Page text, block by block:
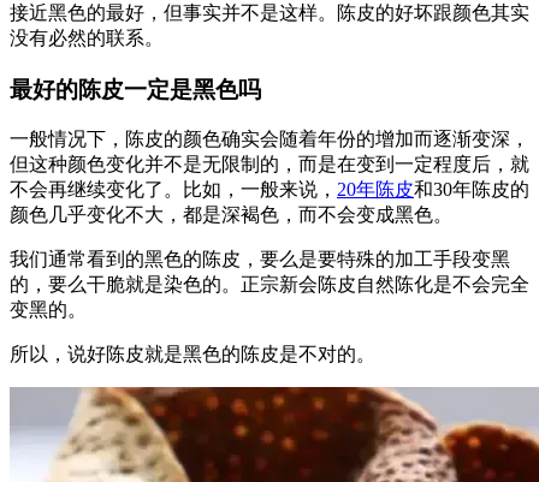
接近黑色的最好，但事实并不是这样。陈皮的好坏跟颜色其实
没有必然的联系。
最好的陈皮一定是黑色吗
一般情况下，陈皮的颜色确实会随着年份的增加而逐渐变深，
但这种颜色变化并不是无限制的，而是在变到一定程度后，就
不会再继续变化了。比如，一般来说， 20年陈皮和30年陈皮的
颜色几乎变化不大，都是深褐色，而不会变成黑色。
我们通常看到的黑色的陈皮，要么是要特殊的加工手段变黑
的，要么干脆就是染色的。正宗新会陈皮自然陈化是不会完全
变黑的。
所以，说好陈皮就是黑色的陈皮是不对的。